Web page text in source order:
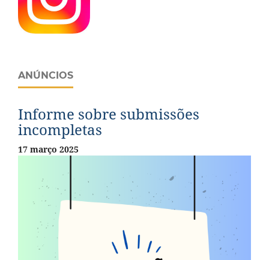
ANÚNCIOS
Informe sobre submissões
incompletas
17 março 2025